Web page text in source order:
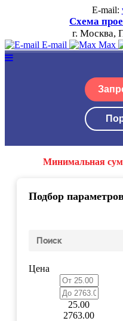
E-mail:
Схема
г. Москва,
E-mail Max
Минимальная
Подбор
Цена
25.00
2763.00